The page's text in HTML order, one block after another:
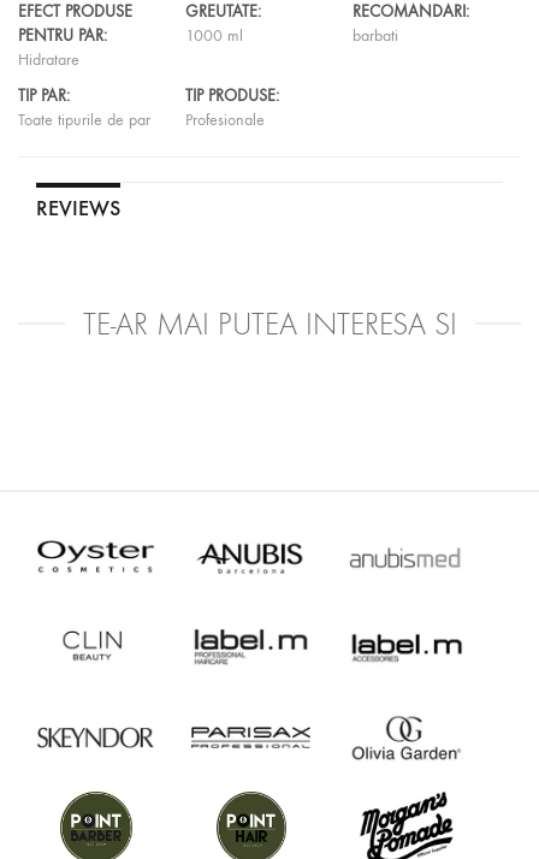
EFECT PRODUSE
PENTRU PAR:
Hidratare
GREUTATE:
1000 ml
RECOMANDARI:
barbati
TIP PAR:
Toate tipurile de par
TIP PRODUSE:
Profesionale
REVIEWS
TE-AR MAI PUTEA INTERESA SI